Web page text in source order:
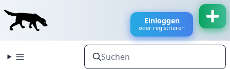
Einloggen
oder registrieren